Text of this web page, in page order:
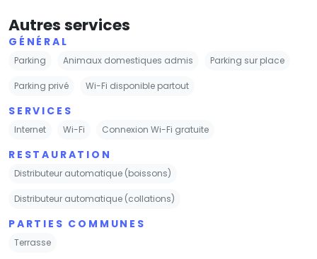
Autres services
GÉNÉRAL
Parking Animaux domestiques admis Parking sur place
Parking privé Wi-Fi disponible partout
SERVICES
Internet Wi-Fi Connexion Wi-Fi gratuite
RESTAURATION
Distributeur automatique (boissons)
Distributeur automatique (collations)
PARTIES COMMUNES
Terrasse